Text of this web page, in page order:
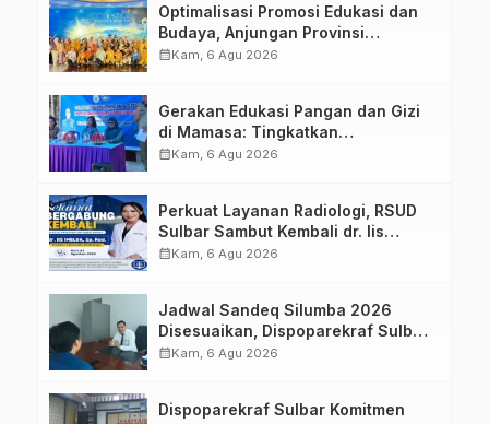
Optimalisasi Promosi Edukasi dan
Budaya, Anjungan Provinsi
Sulawesi Barat Perkuat Kolaborasi
calendar_monthKam, 6 Agu 2026
Gerakan Edukasi Pangan dan Gizi
di Mamasa: Tingkatkan
Pengetahuan dan Keterampilan
calendar_monthKam, 6 Agu 2026
Perkuat Layanan Radiologi, RSUD
Sulbar Sambut Kembali dr. Iis
Imelda, Sp.Rad
calendar_monthKam, 6 Agu 2026
Jadwal Sandeq Silumba 2026
Disesuaikan, Dispoparekraf Sulbar
Pastikan Persiapan Tetap
calendar_monthKam, 6 Agu 2026
Dispoparekraf Sulbar Komitmen